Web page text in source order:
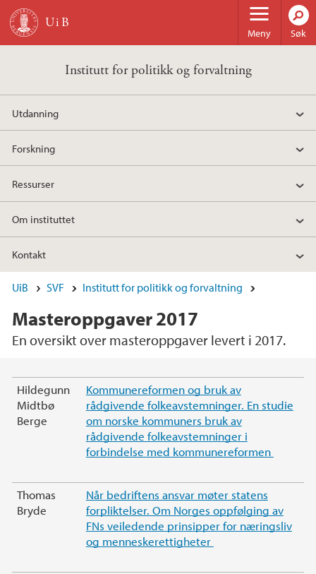
Hopp til hovedinnhold
Meny Søk
Institutt for politikk og forvaltning
Utdanning
Forskning
Ressurser
Om instituttet
Kontakt
UiB SVF Institutt for politikk og forvaltning
Masteroppgaver 2017
En oversikt over masteroppgaver levert i 2017.
Hovedinnhold
Hildegunn
Midtbø
Berge
Kommunereformen og bruk av
rådgivende folkeavstemninger. En studie
om norske kommuners bruk av
rådgivende folkeavstemninger i
forbindelse med kommunereformen
Thomas
Bryde
Når bedriftens ansvar møter statens
forpliktelser. Om Norges oppfølging av
FNs veiledende prinsipper for næringsliv
og menneskerettigheter